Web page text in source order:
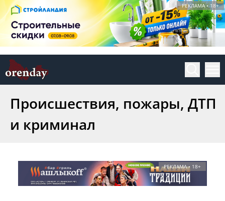
РЕКЛАМА • 18+
Происшествия, пожары, ДТП
и криминал
РЕКЛАМА • 18+